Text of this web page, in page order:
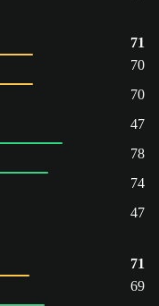
71
70
70
47
78
74
47
71
69